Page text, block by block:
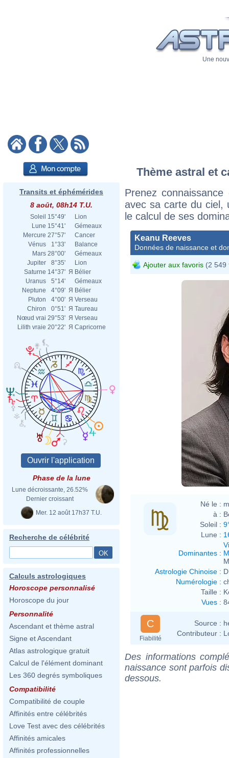
Une
Transits et éphémérides
8 août, 08h14 T.U.
Soleil 15°49'
Lion
Lune 15°41'
Gémeaux
Mercure 27°57'
Cancer
Vénus
1°33'
Balance
Mars 28°00'
Gémeaux
Jupiter
8°35'
Lion
Saturne 14°37' Я Bélier
Uranus
5°14'
Gémeaux
Neptune
4°09' Я Bélier
Pluton
4°00' Я Verseau
Chiron
0°51' Я Taureau
Nœud vrai 29°53' Я Verseau
Lilith vraie 20°22' Я Capricorne
Phase de la lune
Lune décroissante, 26.52%
Dernier croissant
Mer. 12 août 17h37 T.U.
Recherche de célébrité
Calculs astrologiques
Horoscope personnalisé
Horoscope du jour
Personnalité
Ascendant et thème astral
Signe et Ascendant
Atlas astrologique gratuit
Calcul de l'élément dominant
Les 360 degrés symboliques
Compatibilité
Compatibilité de couple
Affinités entre célébrités
Love Test avec des célébrités
Affinités amicales
Affinités professionnelles
Thème astral et
Prenez
avec sa carte du ciel,
le calcul de ses
Keanu Reeves
Données de naissance et
Ajouter aux favoris (2 549
Né le :
à :
Soleil :
Lune :
Dominantes :
Astrologie Chinoise :
Numérologie :
Taille :
Vues :
C
Fiabilité
Source :
Contributeur :
Des informations
naissance sont parfois
dessous.